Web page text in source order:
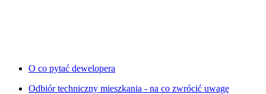
O co pytać dewelopera
Odbiór techniczny mieszkania - na co zwrócić uwagę